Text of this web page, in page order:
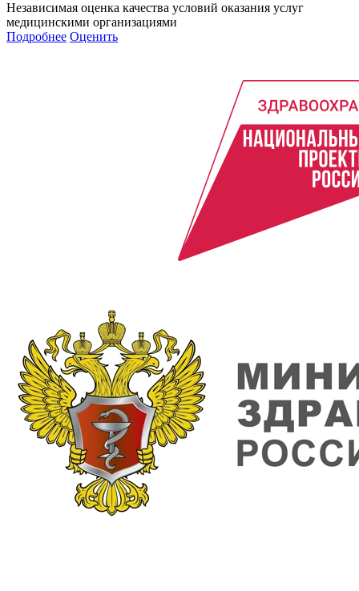
Независимая оценка качества условий оказания услуг
медицинскими организациями
Подробнее Оценить